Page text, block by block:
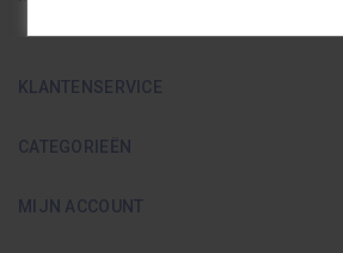
KLANTENSERVICE
CATEGORIEËN
MIJN ACCOUNT